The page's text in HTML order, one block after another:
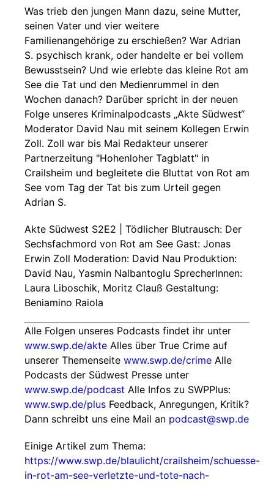
Was trieb den jungen Mann dazu, seine Mutter,
seinen Vater und vier weitere
Familienangehörige zu erschießen? War Adrian
S. psychisch krank, oder handelte er bei vollem
Bewusstsein? Und wie erlebte das kleine Rot am
See die Tat und den Medienrummel in den
Wochen danach? Darüber spricht in der neuen
Folge unseres Kriminalpodcasts „Akte Südwest“
Moderator David Nau mit seinem Kollegen Erwin
Zoll. Zoll war bis Mai Redakteur unserer
Partnerzeitung "Hohenloher Tagblatt" in
Crailsheim und begleitete die Bluttat von Rot am
See vom Tag der Tat bis zum Urteil gegen
Adrian S.
Akte Südwest S2E2 | Tödlicher Blutrausch: Der
Sechsfachmord von Rot am See Gast: Jonas
Erwin Zoll Moderation: David Nau Produktion:
David Nau, Yasmin Nalbantoglu SprecherInnen:
Laura Liboschik, Moritz Clauß Gestaltung:
Beniamino Raiola
Alle Folgen unseres Podcasts findet ihr unter
www.swp.de/akte Alles über True Crime auf
unserer Themenseite www.swp.de/crime Alle
Podcasts der Südwest Presse unter
www.swp.de/podcast Alle Infos zu SWPPlus:
www.swp.de/plus Feedback, Anregungen, Kritik?
Dann schreibt uns eine Mail an podcast@swp.de
Einige Artikel zum Thema:
https://www.swp.de/blaulicht/crailsheim/schuesse-
in-rot-am-see-verletzte-und-tote-nach-